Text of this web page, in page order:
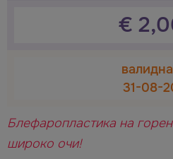
€
31-08-
Блефаропластика на
широко очи!